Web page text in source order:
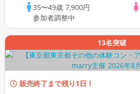
35〜49歳 7,900円
参加者調整中
13名突破
販売終了まで残り1日！